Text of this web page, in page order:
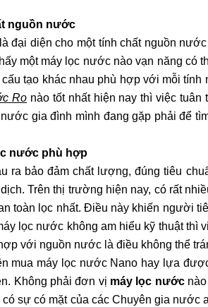
nguồn nước
đại diện cho một tính chất nguồn
một máy lọc nước nào vạn năng
tạo khác nhau phù hợp với mỗi
Ro nào tốt nhất hiện nay thì việc
nước gia đình mình đang gặp phải để
nước phù hợp
ra bảo đảm chất lượng, đúng tiêu
Trên thị trường hiện nay, có rất
toàn lọc nhất. Điều này khiến người
lọc nước không am hiểu kỹ thuật
với nguồn nước là điều không thể
mua máy lọc nước Nano hay lựa
Không phải đơn vị máy lọc nướcnào
sự có mặt của các Chuyên gia